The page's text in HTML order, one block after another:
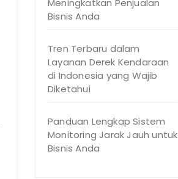
Meningkatkan Penjualan
Bisnis Anda
Tren Terbaru dalam
Layanan Derek Kendaraan
di Indonesia yang Wajib
Diketahui
Panduan Lengkap Sistem
Monitoring Jarak Jauh untuk
Bisnis Anda